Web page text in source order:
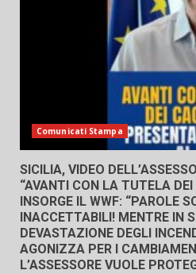
Comunicati Stampa
SICILIA, VIDEO
“AVANTI CON LA TUTELA
INSORGE IL WWF: “PAROLE
INACCETTABILI! MENTRE IN
DEVASTAZIONE DEGLI
AGONIZZA PER I
L’ASSESSORE VUOLE